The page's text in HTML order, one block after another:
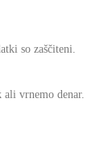
so zaščiteni.
vrnemo denar.